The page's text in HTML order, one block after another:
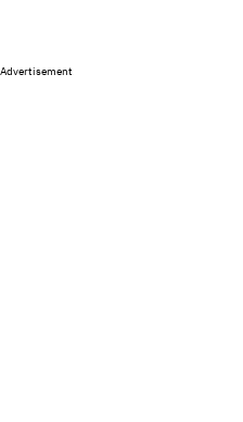
Advertisement